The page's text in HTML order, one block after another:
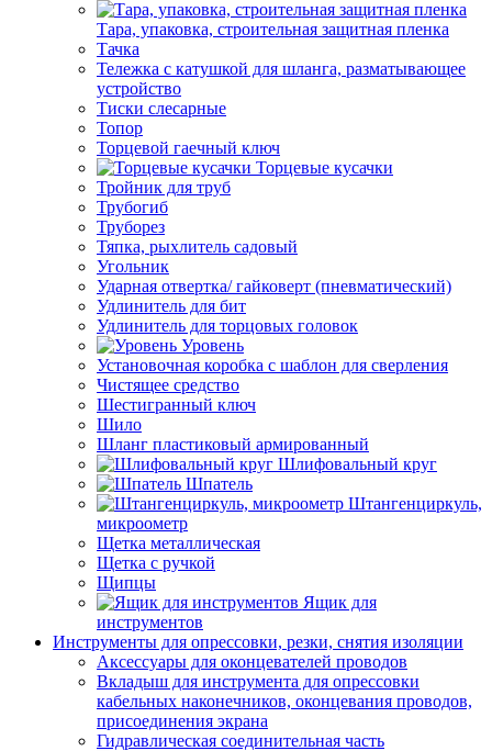
Тара, упаковка, строительная защитная пленка
Тачка
Тележка с катушкой для шланга, разматывающее
устройство
Тиски слесарные
Топор
Торцевой гаечный ключ
Торцевые кусачки
Тройник для труб
Трубогиб
Труборез
Тяпка, рыхлитель садовый
Угольник
Ударная отвертка/ гайковерт (пневматический)
Удлинитель для бит
Удлинитель для торцовых головок
Уровень
Установочная коробка с шаблон для сверления
Чистящее средство
Шестигранный ключ
Шило
Шланг пластиковый армированный
Шлифовальный круг
Шпатель
Штангенциркуль,
микроометр
Щетка металлическая
Щетка с ручкой
Щипцы
Ящик для
инструментов
Инструменты для опрессовки, резки, снятия изоляции
Аксессуары для оконцевателей проводов
Вкладыш для инструмента для опрессовки
кабельных наконечников, оконцевания проводов,
присоединения экрана
Гидравлическая соединительная часть